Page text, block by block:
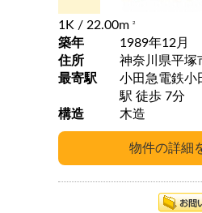
1K / 22.00m 2
築年
1989年12月
住所
神奈川県平塚
最寄駅
小田急電鉄小
駅 徒歩 7分
構造
木造